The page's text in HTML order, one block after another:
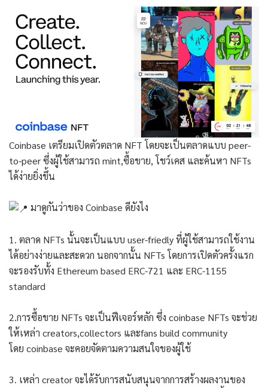
Coinbase เตรียมเปิดตัวตลาด NFT โดยจะเป็นตลาดแบบ peer-
to-peer ซึ่งผู้ใช้สามารถ mint,ซื้อขาย, โชว์เคส และค้นหา NFTs
ได้ง่ายยิ่งขึ้น
มาดูกันว่าของ Coinbase ดียังไง
1. ตลาด NFTs นั้นจะเป็นแบบ user-friedly ที่ผู้ใช้สามารถใช้งาน
ได้อย่างง่ายและสะดวก นอกจากนั้น NFTs โดยการเปิดตัวครั้งแรก
จะรองรับทั้ง Ethereum based ERC-721 และ ERC-1155
standard
2.การซื้อขาย NFTs จะเป็นฟีเจอร์หลัก ซึ่ง coinbase NFTs จะช่วย
ให้เหล่า creators,collectors และfans build community
โดย coinbase จะคอยจัดตามความสนใจของผู้ใช้
3. เหล่า creator จะได้รับการสนับสนุนจากการสร้างผลงานของ